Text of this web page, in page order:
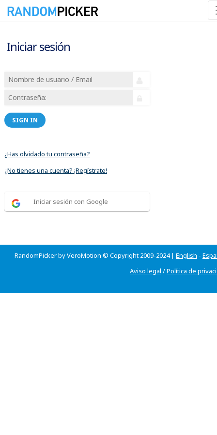
Iniciar sesión
SIGN IN
¿Has olvidado tu contraseña?
¿No tienes una cuenta? ¡Regístrate!
Iniciar sesión con Google
RandomPicker by VeroMotion © Copyright 2009-2024 | English -
Aviso legal /Política de